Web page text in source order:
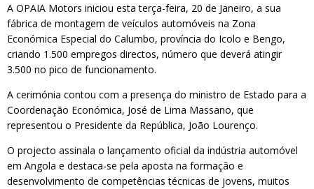
A OPAIA Motors iniciou esta terça-feira, 20 de Janeiro, a sua
fábrica de montagem de veículos automóveis na Zona
Económica Especial do Calumbo, província do Icolo e Bengo,
criando 1.500 empregos directos, número que deverá atingir
3.500 no pico de funcionamento.
A cerimónia contou com a presença do ministro de Estado para a
Coordenação Económica, José de Lima Massano, que
representou o Presidente da República, João Lourenço.
O projecto assinala o lançamento oficial da indústria automóvel
em Angola e destaca-se pela aposta na formação e
desenvolvimento de competências técnicas de jovens, muitos